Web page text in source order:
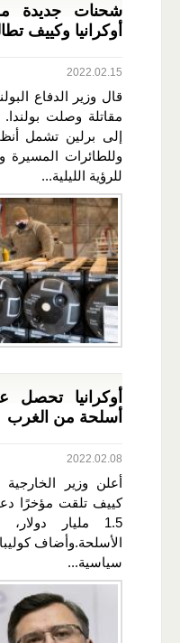
شحنات جديدة
أوكرانيا وكييف
2022.02.15
قال وزير الدفاع
مقاتلة وصلت
إلى برلين تشمل
وللطائرات المسيرة
للرؤية الليلية...
أوكرانيا
أسلحة من الغرب
2022.02.08
أعلن وزير الخارجية
كييف تلقت مؤخرًا
1.5 مليار
الأسلحة.وأضاف
سياسية...